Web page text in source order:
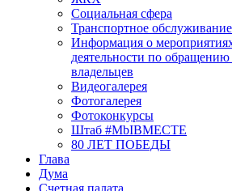
Социальная сфера
Транспортное обслуживание
Информация о
деятельности по
владельцев
Видеогалерея
Фотогалерея
Фотоконкурсы
Штаб #MbIBMECTE
80 ЛЕТ ПОБЕДЫ
Глава
Дума
Счетная палата